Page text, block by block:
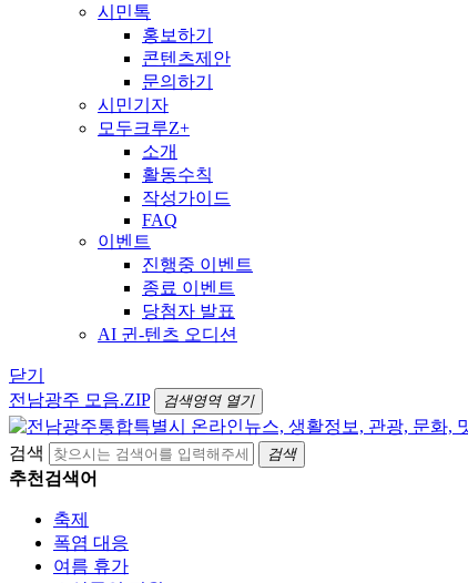
시민톡
홍보하기
콘텐츠제안
문의하기
시민기자
모두크루Z+
소개
활동수칙
작성가이드
FAQ
이벤트
진행중 이벤트
종료 이벤트
당첨자 발표
AI 귄-텐츠 오디션
닫기
전남광주 모음.ZIP
검색영역 열기
검색 검색
추천검색어
축제
폭염 대응
여름 휴가